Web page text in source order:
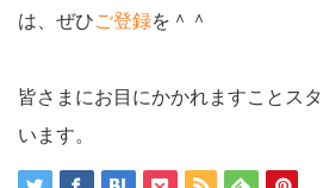
は、ぜひご登録を＾＾
皆さまにお目にかかれますことス
います。